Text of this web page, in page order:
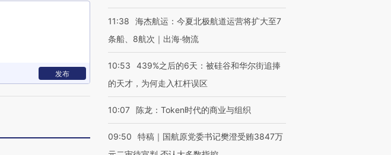
发布
11:38
海杰航运：今夏北极航道运营将扩大至7
条船、8航次｜出海·物流
10:53
439%之后的6天：被硅谷和华尔街追捧
的天才，为何走入杠杆误区
10:07 陈龙：Token时代的商业与组织
09:50
特稿｜国航原党委书记樊澄受贿3847万